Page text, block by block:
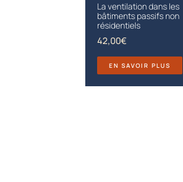
La ventilation dans les
bâtiments passifs non
résidentiels
42,00€
EN SAVOIR PLUS